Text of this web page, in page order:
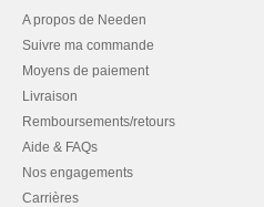
A propos de Needen
Suivre ma commande
Moyens de paiement
Livraison
Remboursements/retours
Aide & FAQs
Nos engagements
Carrières